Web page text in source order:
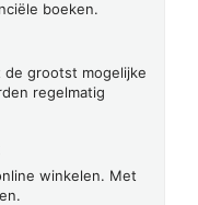
boeken.
grootst mogelijke
regelmatig
winkelen. Met